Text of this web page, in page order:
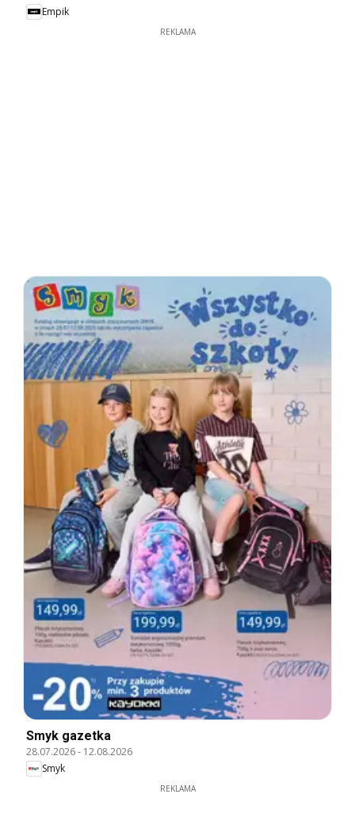
Empik
REKLAMA
Smyk gazetka
28.07.2026- 12.08.2026
Smyk
REKLAMA